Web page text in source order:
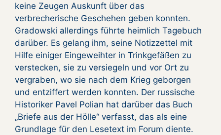
keine Zeugen Auskunft über das
verbrecherische Geschehen geben konnten.
Gradowski allerdings führte heimlich Tagebuch
darüber. Es gelang ihm, seine Notizzettel mit
Hilfe einiger Eingeweihter in Trinkgefäßen zu
verstecken, sie zu versiegeln und vor Ort zu
vergraben, wo sie nach dem Krieg geborgen
und entziffert werden konnten. Der russische
Historiker Pavel Polian hat darüber das Buch
„Briefe aus der Hölle“ verfasst, das als eine
Grundlage für den Lesetext im Forum diente.